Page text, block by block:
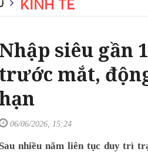
KINH TẾ
Nhập siêu gần
trước mắt,
06/06/2026, 15:24
Sau nhiều năm liên tục duy trì